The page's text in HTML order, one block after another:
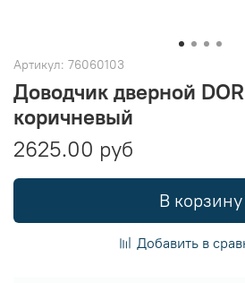
Артикул: 76060103
Доводчик дверной
коричневый
2625.00 руб
В корзину
Добавить в